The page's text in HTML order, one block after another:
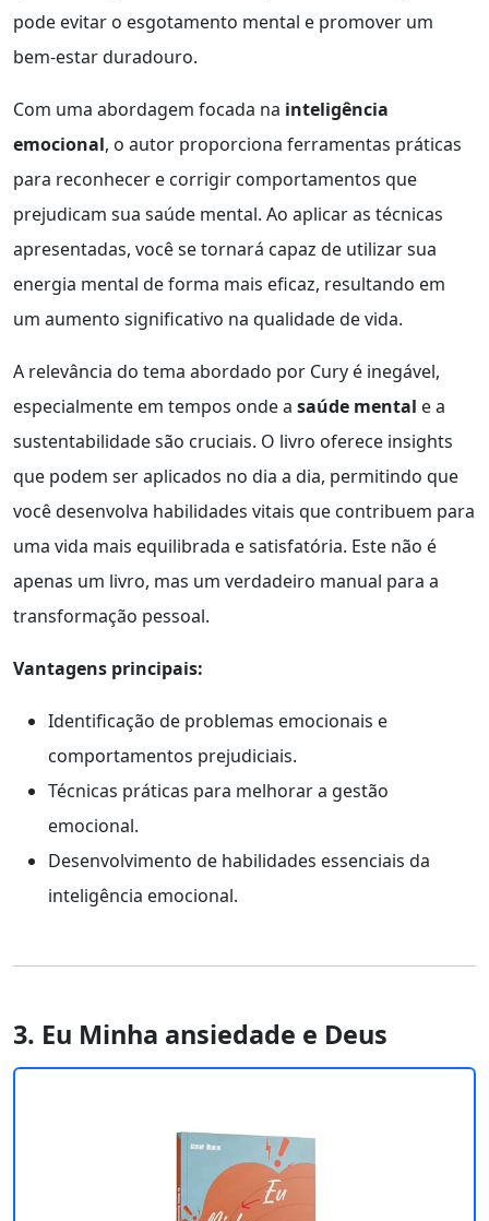
pode evitar o esgotamento mental e promover um
bem-estar duradouro.
Com uma abordagem focada na inteligência
emocional, o autor proporciona ferramentas práticas
para reconhecer e corrigir comportamentos que
prejudicam sua saúde mental. Ao aplicar as técnicas
apresentadas, você se tornará capaz de utilizar sua
energia mental de forma mais eficaz, resultando em
um aumento significativo na qualidade de vida.
A relevância do tema abordado por Cury é inegável,
especialmente em tempos onde a saúde mental e a
sustentabilidade são cruciais. O livro oferece insights
que podem ser aplicados no dia a dia, permitindo que
você desenvolva habilidades vitais que contribuem para
uma vida mais equilibrada e satisfatória. Este não é
apenas um livro, mas um verdadeiro manual para a
transformação pessoal.
Vantagens principais:
Identificação de problemas emocionais e
comportamentos prejudiciais.
Técnicas práticas para melhorar a gestão
emocional.
Desenvolvimento de habilidades essenciais da
inteligência emocional.
3. Eu Minha ansiedade e Deus